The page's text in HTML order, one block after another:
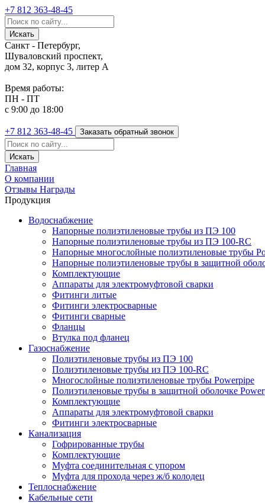
+7 812 363-48-45
Санкт - Петербург,
Шуваловский проспект,
дом 32, корпус 3, литер А
Время работы:
ПН - ПТ
с 9:00 до 18:00
+7 812 363-48-45 Заказать обратный звонок
Главная
О компании
Отзывы Награды
Продукция
Водоснабжение
Напорные полиэтиленовые трубы из ПЭ 100
Напорные полиэтиленовые трубы из ПЭ 100-RC
Напорные многослойные полиэтиленовые трубы
Напорные полиэтиленовые трубы в защитной
Комплектующие
Аппараты для электромуфтовой сварки
Фитинги литые
Фитинги электросварные
Фитинги сварные
Фланцы
Втулка под фланец
Газоснабжение
Полиэтиленовые трубы из ПЭ 100
Полиэтиленовые трубы из ПЭ 100-RC
Многослойные полиэтиленовые трубы Powerpipe
Полиэтиленовые трубы в защитной оболочке
Комплектующие
Аппараты для электромуфтовой сварки
Фитинги электросварные
Канализация
Гофрированные трубы
Комплектующие
Муфта соединительная с упором
Муфта для прохода через ж/б колодец
Теплоснабжение
Кабельные сети